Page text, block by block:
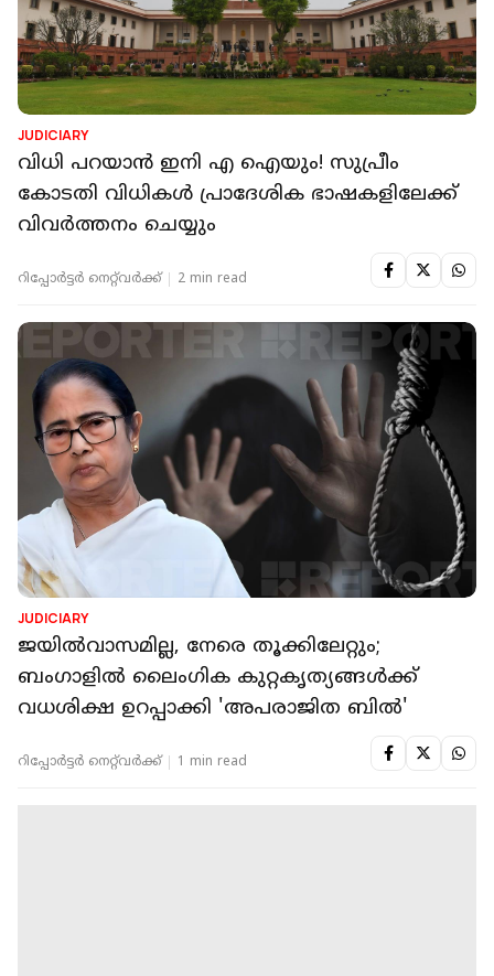
JUDICIARY
വിധി പറയാൻ ഇനി എ ഐയും! സുപ്രീം
കോടതി വിധികൾ പ്രാദേശിക ഭാഷകളിലേക്ക്
വിവർത്തനം ചെയ്യും
റിപ്പോർട്ടർ നെറ്റ്‌വര്‍ക്ക്‌ 2 min read
JUDICIARY
ജയിൽവാസമില്ല, നേരെ തൂക്കിലേറ്റും;
ബംഗാളിൽ ലൈംഗിക കുറ്റകൃത്യങ്ങൾക്ക്
വധശിക്ഷ ഉറപ്പാക്കി 'അപരാജിത ബിൽ'
റിപ്പോർട്ടർ നെറ്റ്‌വര്‍ക്ക്‌ 1 min read